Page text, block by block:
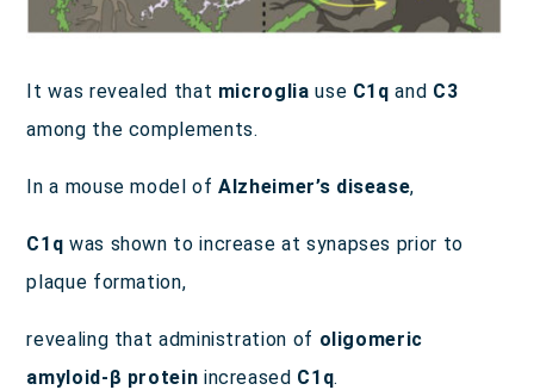
It was revealed that microglia use C1q and C3
among the complements.
In a mouse model ofAlzheimer’s disease,
C1q was shown to increase at synapses prior to
plaque formation,
revealing that administration of oligomeric
amyloid-β protein increased C1q.